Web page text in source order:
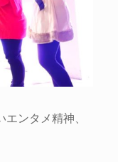
ンタメ精神、